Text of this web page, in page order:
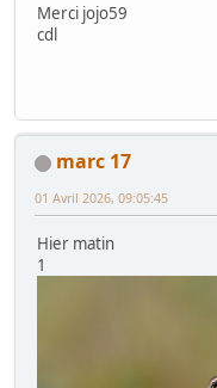
Merci jojo59
cdl
marc 17
01 Avril 2026, 09:05:45
Hier matin
1